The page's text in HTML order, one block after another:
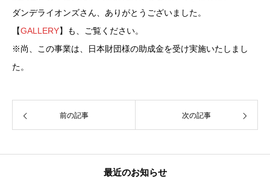
ダンデライオンズさん、ありがとうございました。
【GALLERY】も、ご覧ください。
※尚、この事業は、日本財団様の助成金を受け実施いたしまし
た。
前の記事 次の記事
最近のお知らせ